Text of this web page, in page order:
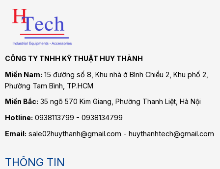
CÔNG TY TNHH KỸ THUẬT HUY THÀNH
Miền Nam: 15 đường số 8, Khu nhà ở Bình Chiểu 2, Khu phố 2,
Phường Tam Bình , TP.HCM
Miền Bắc: 35 ngõ 570 Kim Giang, Phường Thanh Liệt, Hà Nội
Hotline: 0938113799 - 0938134799
Email: sale02huythanh@gmail.com - huythanhtech@gmail.com
THÔNG TIN